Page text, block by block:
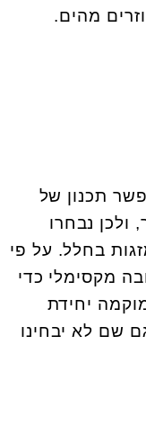
מהים.
תכנון של
ולכן נבחרו
בחלל. על פי
מקסימלי כדי
יחידת
שם לא יבחינו